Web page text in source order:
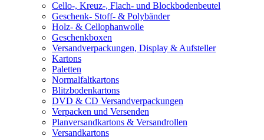
Cello-, Kreuz-, Flach- und Blockbodenbeutel
Geschenk- Stoff- & Polybänder
Holz- & Cellophanwolle
Geschenkboxen
Versandverpackungen, Display & Aufsteller
Kartons
Paletten
Normalfaltkartons
Blitzbodenkartons
DVD & CD Versandverpackungen
Verpacken und Versenden
Planversandkartons & Versandrollen
Versandkartons